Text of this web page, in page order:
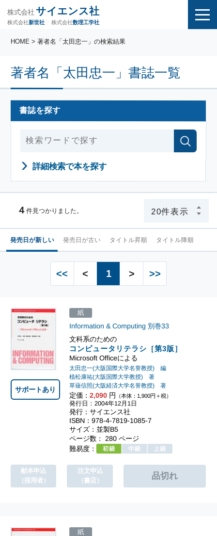
株式会社 サイエンス社
株式会社新世社 株式会社数理工学社
著者名「太田忠一」書誌一覧
HOME > 著者名「太田忠一」の検索結果
書誌を探す
詳細検索で本を探す
４ 件見つかりました。
発売日が新しい 発売日が古い タイトル昇順 タイトル降順
<< < 1 > >>
文科系のための
コンピュータリテラシ［第3版］
Microsoft Officeによる
Information & Computing 別巻33
太田忠一(大阪国際大学名誉教授) 編
植松康祐(大阪国際大学教授) 著
草薙信照(大阪経済大学名誉教授) 著
定価： 2,090円 （本体：1,900円＋税）
紙
発行日：2004年12月1日
発行：サイエンス社
ISBN：978-4-7819-1085-7
サイズ：並製B5
ページ数： 280 ページ
難易度：
サポートあり
献本申込
（採用者）
注文申込
（書店）
紙